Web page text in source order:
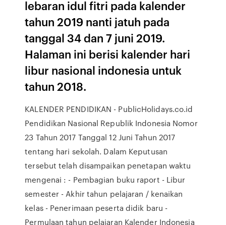
lebaran idul fitri pada kalender
tahun 2019 nanti jatuh pada
tanggal 34 dan 7 juni 2019.
Halaman ini berisi kalender hari
libur nasional indonesia untuk
tahun 2018.
KALENDER PENDIDIKAN - PublicHolidays.co.id
Pendidikan Nasional Republik Indonesia Nomor
23 Tahun 2017 Tanggal 12 Juni Tahun 2017
tentang hari sekolah. Dalam Keputusan
tersebut telah disampaikan penetapan waktu
mengenai : - Pembagian buku raport - Libur
semester - Akhir tahun pelajaran / kenaikan
kelas - Penerimaan peserta didik baru -
Permulaan tahun pelajaran Kalender Indonesia